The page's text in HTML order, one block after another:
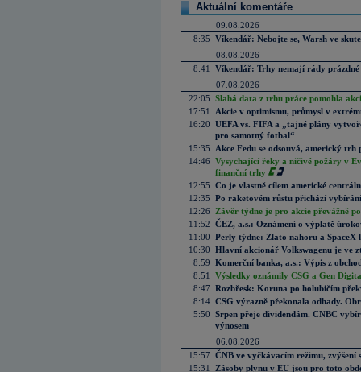
Aktuální komentáře
09.08.2026
8:35 Víkendář: Nebojte se, Warsh ve
08.08.2026
8:41
Víkendář: Trhy nemají rády prázdné
07.08.2026
22:05 Slabá data z trhu práce pomohla
17:51
Akcie v optimismu, průmysl v
16:20 UEFA vs. FIFA a „tajné plány
pro samotný fotbal“
15:35
Akce Fedu se odsouvá, americký
14:46 Vysychající řeky a ničivé požáry v
finanční trhy
12:55 Co je vlastně cílem americké
12:35 Po raketovém růstu přichází
12:26
Závěr týdne je pro akcie převážně
11:52 ČEZ, a.s.: Oznámení o výplatě
11:00 Perly týdne: Zlato nahoru a SpaceX
10:30 Hlavní akcionář Volkswagenu je ve
8:59 Komerční banka, a.s.: Výpis z
8:51
Výsledky oznámily CSG a Gen
8:47 Rozbřesk: Koruna po holubičím
8:14 CSG výrazně překonala odhady.
5:50 Srpen přeje dividendám. CNBC
výnosem
06.08.2026
15:57 ČNB ve vyčkávacím režimu, zvýšení
15:31
Zásoby plynu v EU jsou pro toto